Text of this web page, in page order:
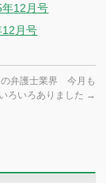
12月号
月号
弁護士業界 今月も
いろいろありました →